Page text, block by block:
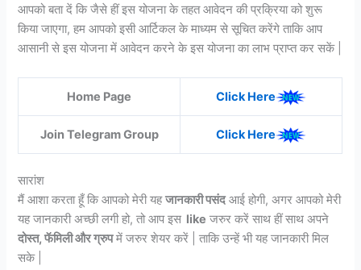
आपको बता दें कि जैसे हीं इस योजना के तहत आवेदन की प्रक्रिया को शुरू
किया जाएगा, हम आपको इसी आर्टिकल के माध्यम से सूचित करेंगे ताकि आप
आसानी से इस योजना में आवेदन करने के इस योजना का लाभ प्राप्त कर सकें |
Home Page Click Here
Join Telegram Group Click Here
सारांश
मैं आशा करता हूँ कि आपको मेरी यहजानकारी पसंदआई होगी, अगर आपको मेरी
यह जानकारी अच्छी लगी हो, तो आप इस like जरुर करें साथ हीं साथ अपने
दोस्त, फॅमिली और ग्रुपमें जरुर शेयर करें | ताकि उन्हें भी यह जानकारी मिल
सके |